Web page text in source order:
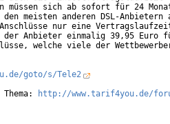
müssen sich ab sofort für 24
meisten anderen DSL-Anbietern
nur eine
der Anbieter einmalig 39,95 Euro
welche viele der
goto/s/Tele2
http://www.tarif4you.de/